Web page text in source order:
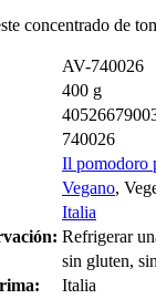
concentrado de
AV-740026
400 g
740026
Il pomodoro
Vegano,
Italia
Refrigerar
sin gluten,
Italia